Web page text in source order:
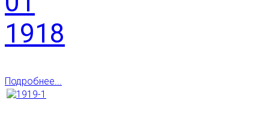
1918
Подробнее...